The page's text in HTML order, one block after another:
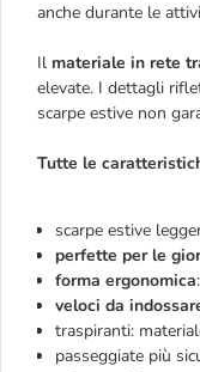
anche durante le
Il materiale in rete
elevate. I dettagli
scarpe estive non
Tutte le
scarpe estive
perfette per le
forma ergonomica
veloci da
traspiranti:
passeggiate più